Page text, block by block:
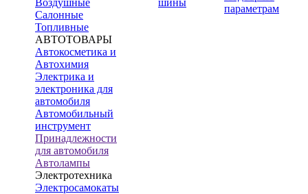
Салонные
Топливные
АВТОТОВАРЫ
Автокосметика и
Автохимия
Электрика и
электроника для
автомобиля
Автомобильный
инструмент
Принадлежности
для автомобиля
Автолампы
Электротехника
Электросамокаты
параметрам